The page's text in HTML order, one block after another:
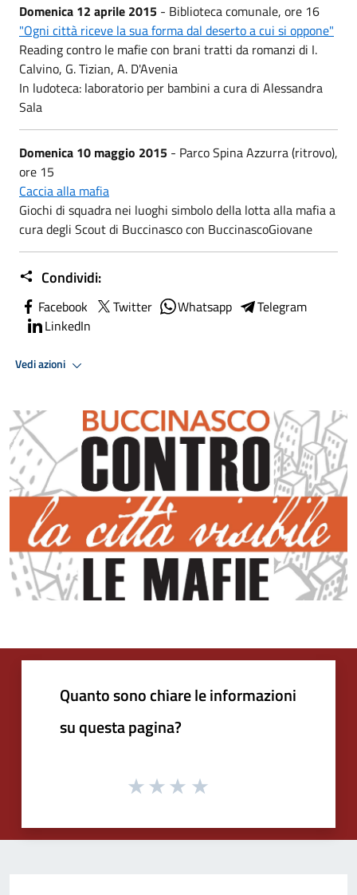
Domenica 12 aprile 2015 - Biblioteca comunale, ore 16
"Ogni città riceve la sua forma dal deserto a cui si oppone"
Reading contro le mafie con brani tratti da romanzi di I.
Calvino, G. Tizian, A. D'Avenia
In ludoteca: laboratorio per bambini a cura di Alessandra
Sala
Domenica 10 maggio 2015 - Parco Spina Azzurra (ritrovo),
ore 15
Caccia alla mafia
Giochi di squadra nei luoghi simbolo della lotta alla mafia a
cura degli Scout di Buccinasco con BuccinascoGiovane
Condividi:
Facebook Twitter Whatsapp
Telegram
LinkedIn
Vedi azioni
Quanto sono chiare le informazioni
su questa pagina?